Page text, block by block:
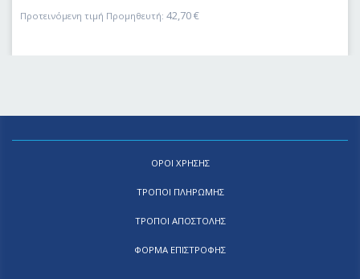
Προτεινόμενη τιμή Προμηθευτή: 42,70€
ΟΡΟΙ ΧΡΗΣΗΣ
ΤΡΟΠΟΙ ΠΛΗΡΩΜΗΣ
ΤΡΟΠΟΙ ΑΠΟΣΤΟΛΗΣ
ΦΟΡΜΑ ΕΠΙΣΤΡΟΦΗΣ